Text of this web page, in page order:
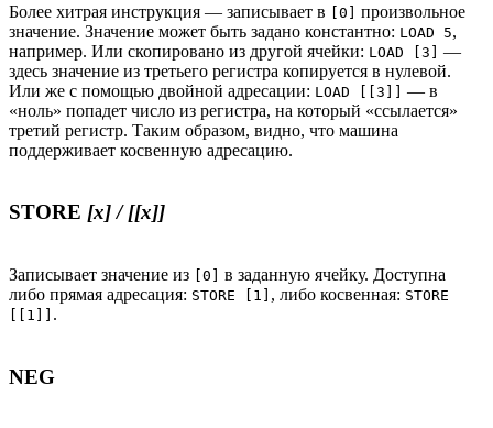
Более хитрая инструкция — записывает в [0] произвольное
значение. Значение может быть задано константно: LOAD 5,
например. Или скопировано из другой ячейки: LOAD [3] —
здесь значение из третьего регистра копируется в нулевой.
Или же с помощью двойной адресации: LOAD [[3]] — в
«ноль» попадет число из регистра, на который «ссылается»
третий регистр. Таким образом, видно, что машина
поддерживает косвенную адресацию.
STORE [x] / [[x]]
Записывает значение из [0]
в заданную ячейку. Доступна
либо прямая адресация: STORE [1] , либо косвенная: STORE
[[1]] .
NEG